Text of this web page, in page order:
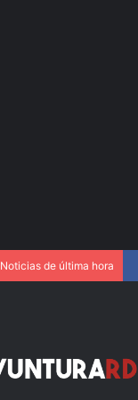
Noticias de última hora